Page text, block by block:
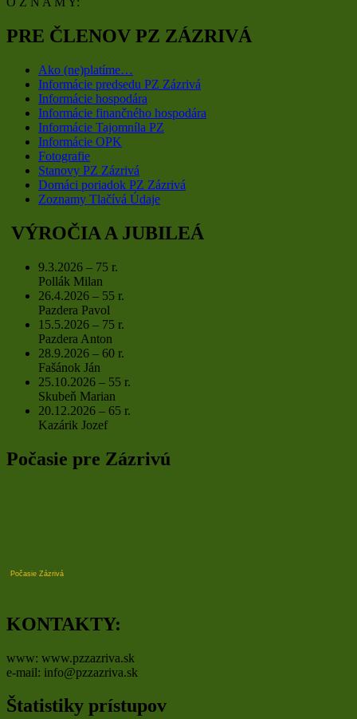
PRE ČLENOV PZ ZÁZRIVÁ
Ako (ne)platíme…
Informácie predsedu PZ Zázrivá
Informácie hospodára
Informácie finančného hospodára
Informácie Tajomníla PZ
Informácie OPK
Fotografie
Stanovy PZ Zázrivá
Domáci poriadok PZ Zázrivá
Zoznamy Tlačívá Údaje
VÝROČIA A JUBILEÁ
9.3.2026 – 75 r.
Pollák Milan
26.4.2026 – 55 r.
Pazdera Pavol
15.5.2026 – 75 r.
Pazdera Anton
28.9.2026 – 60 r.
Fašánok Ján
25.10.2026 – 55 r.
Skubeň Marian
20.12.2026 – 65 r.
Kazárik Jozef
Počasie pre Zázrivú
Počasie Zázrivá
KONTAKTY:
www: www.pzzazriva.sk
e-mail: info@pzzazriva.sk
Štatistiky prístupov